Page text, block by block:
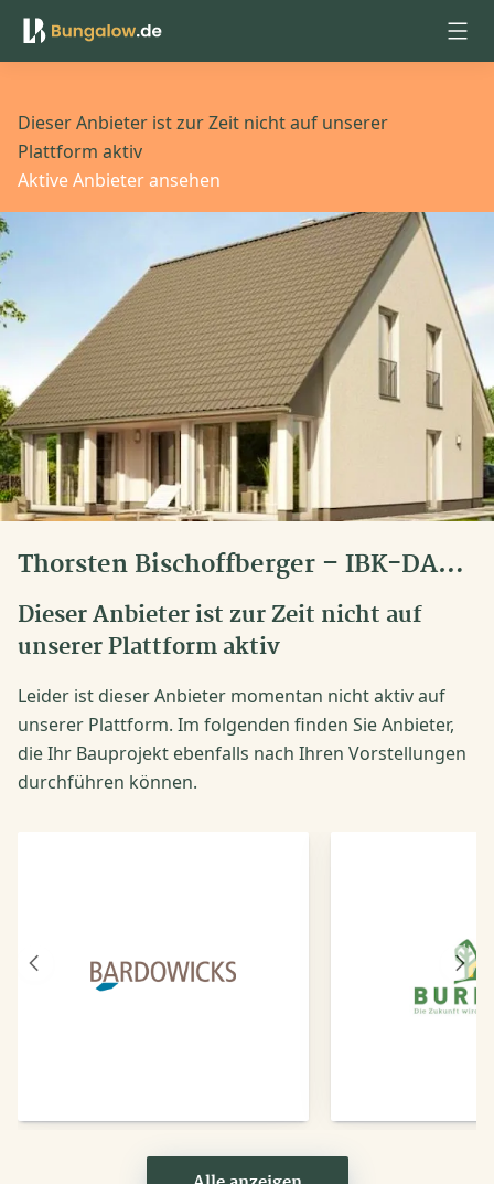
Dieser Anbieter ist zur Zeit nicht auf unserer
Plattform aktiv
Aktive Anbieter ansehen
Thorsten Bischoffberger – IBK-DANWOOD
Dieser Anbieter ist zur Zeit nicht auf
unserer Plattform aktiv
Leider ist dieser Anbieter momentan nicht aktiv auf
unserer Plattform. Im folgenden finden Sie Anbieter,
die Ihr Bauprojekt ebenfalls nach Ihren Vorstellungen
durchführen können.
Vorheriger